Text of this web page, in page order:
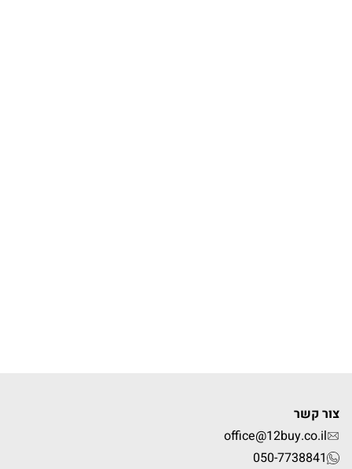
צור קשר
office@12buy.co.il
050-7738841